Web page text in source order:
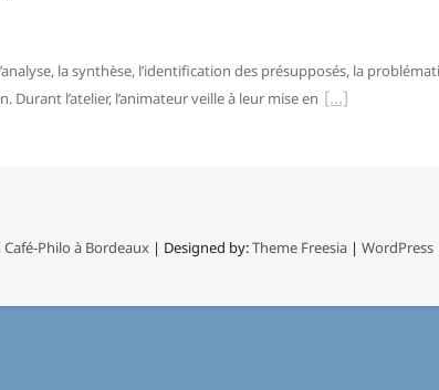
la synthèse, l’identification des présupposés, la
l’atelier, l’animateur veille à leur mise en
Café-Philo à Bordeaux | Designed by:Theme Freesia | WordPress